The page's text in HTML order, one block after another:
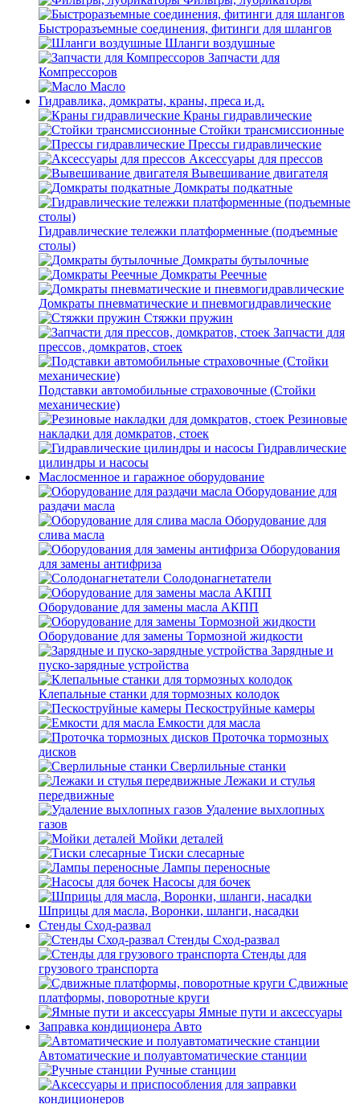
Быстроразъемные соединения, фитинги для шлангов
Шланги воздушные
Запчасти для
Компрессоров
Масло
Гидравлика, домкраты, краны, преса и.д.
Краны гидравлические
Стойки трансмиссионные
Прессы гидравлические
Аксессуары для прессов
Вывешивание двигателя
Домкраты подкатные
Гидравлические тележки платформенные (подъемные
столы)
Домкраты бутылочные
Домкраты Реечные
Домкраты пневматические и пневмогидравлические
Стяжки пружин
Запчасти для
прессов, домкратов, стоек
Подставки автомобильные страховочные (Стойки
механические)
Резиновые
накладки для домкратов, стоек
Гидравлические
цилиндры и насосы
Маслосменное и гаражное оборудование
Оборудование для
раздачи масла
Оборудование для
слива масла
Оборудования
для замены антифриза
Солодонагнетатели
Оборудование для замены масла АКПП
Оборудование для замены Тормозной жидкости
Зарядные и
пуско-зарядные устройства
Клепальные станки для тормозных колодок
Пескоструйные камеры
Емкости для масла
Проточка тормозных
дисков
Сверлильные станки
Лежаки и стулья
передвижные
Удаление выхлопных
газов
Мойки деталей
Тиски слесарные
Лампы переносные
Насосы для бочек
Шприцы для масла, Воронки, шланги, насадки
Стенды Сход-развал
Стенды Сход-развал
Стенды для
грузового транспорта
Сдвижные
платформы, поворотные круги
Ямные пути и аксессуары
Заправка кондиционера Авто
Автоматические и полуавтоматические станции
Ручные станции